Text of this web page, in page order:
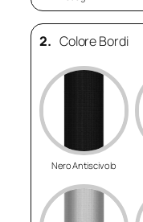
2. Colore Bordi
Nero Antiscivolo